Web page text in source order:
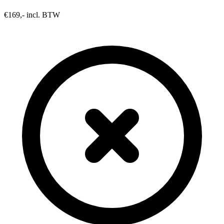
€169,- incl. BTW